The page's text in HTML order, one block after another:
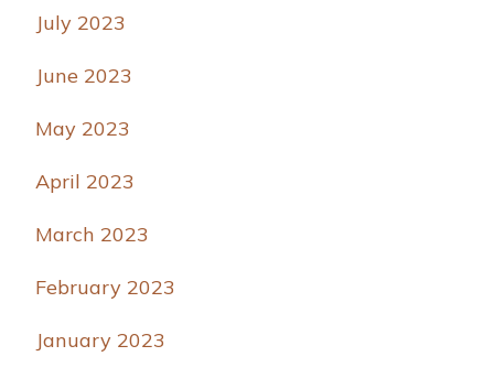
July 2023
June 2023
May 2023
April 2023
March 2023
February 2023
January 2023